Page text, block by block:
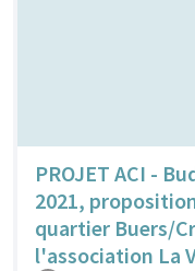
PROJET ACI -
2021,
quartier Buers/
l'association La